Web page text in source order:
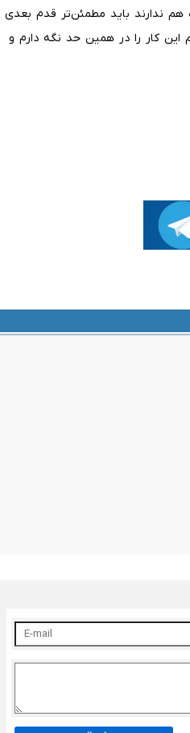
ندارند باید مطمئن‌تر قدم بعدی
کار را در همین حد نگه دارم و